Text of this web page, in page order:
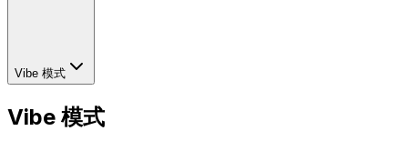
Vibe 模式
Vibe 模式